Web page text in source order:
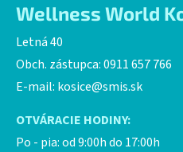
Wellness World
Letná 40
Obch. zástupca: 0911 657 766
E-mail: kosice@smis.sk
OTVÁRACIE HODINY:
Po - pia: od 9:00h do 17:00h